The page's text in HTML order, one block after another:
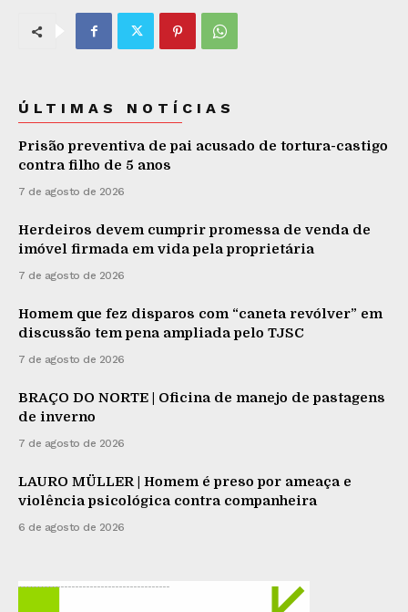
ÚLTIMAS NOTÍCIAS
Prisão preventiva de pai acusado de tortura-castigo
contra filho de 5 anos
7 de agosto de 2026
Herdeiros devem cumprir promessa de venda de
imóvel firmada em vida pela proprietária
7 de agosto de 2026
Homem que fez disparos com “caneta revólver” em
discussão tem pena ampliada pelo TJSC
7 de agosto de 2026
BRAÇO DO NORTE | Oficina de manejo de pastagens
de inverno
7 de agosto de 2026
LAURO MÜLLER | Homem é preso por ameaça e
violência psicológica contra companheira
6 de agosto de 2026